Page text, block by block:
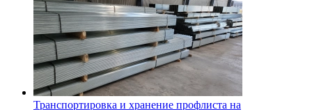
Транспортировка и хранение профлиста на